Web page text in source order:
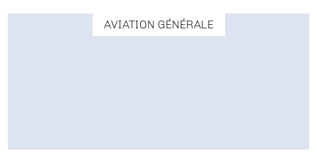
AVIATION GÉNÉRALE